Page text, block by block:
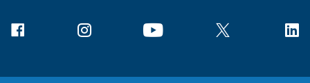
Facebook Instagram YouTube X